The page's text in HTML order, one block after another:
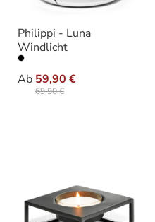
Philippi - Luna
Windlicht
Ab 59,90 €
69,90 €
Varianten